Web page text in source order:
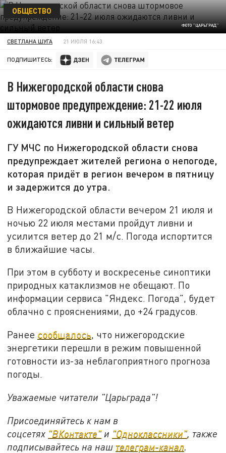
ФОТО "ЦАРЬГРАД"
ОБЩЕСТВО
СВЕТЛАНА ШУГА 21 ИЮЛЯ 16:43
ПОДПИШИТЕСЬ:
В Нижегородской области снова
штормовое предупреждение: 21-22 июля
ожидаются ливни и сильный ветер
ГУ МЧС по Нижегородской области снова
предупреждает жителей региона о непогоде,
которая придёт в регион вечером в пятницу
и задержится до утра.
В Нижегородской области вечером 21 июля и
ночью 22 июля местами пройдут ливни и
усилится ветер до 21 м/c. Погода испортится
в ближайшие часы.
При этом в субботу и воскресенье синоптики
природных катаклизмов не обещают. По
информации сервиса "Яндекс. Погода", будет
облачно с прояснениями, до +24 градусов.
Ранее сообщалось, что нижегородские
энергетики перешли в режим повышенной
готовности из-за неблагоприятного прогноза
погоды.
Уважаемые читатели "Царьграда"!
Присоединяйтесь к нам в
соцсетях "ВКонтакте" и "Одноклассники" также
подписывайтесь на наш телеграм-канал